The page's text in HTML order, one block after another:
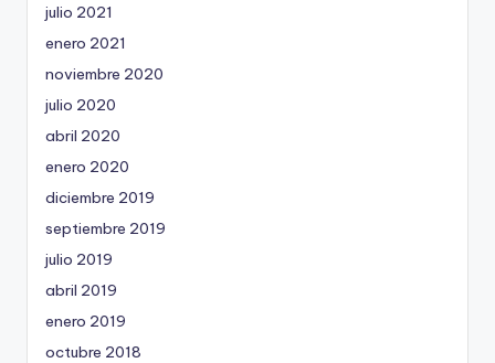
julio 2021
enero 2021
noviembre 2020
julio 2020
abril 2020
enero 2020
diciembre 2019
septiembre 2019
julio 2019
abril 2019
enero 2019
octubre 2018